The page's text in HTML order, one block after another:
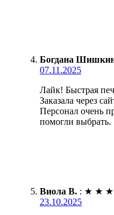
Богдана
07.11.2025
Лайк! Быстрая
Заказала через
Персонал очень
помогли выбрать.
Виола В. : ★ ★ ★
23.10.2025